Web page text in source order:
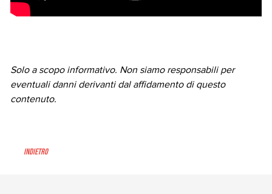
Solo a scopo informativo. Non siamo responsabili per
eventuali danni derivanti dal affidamento di questo
contenuto.
Indietro